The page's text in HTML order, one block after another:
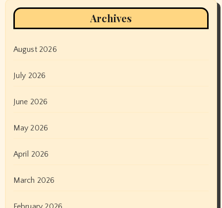
Archives
August 2026
July 2026
June 2026
May 2026
April 2026
March 2026